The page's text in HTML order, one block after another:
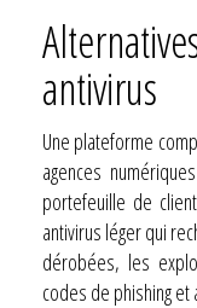
antivirus
Une plateforme
agences
portefeuille de
antivirus léger qui
dérobées, les
codes de phishing et